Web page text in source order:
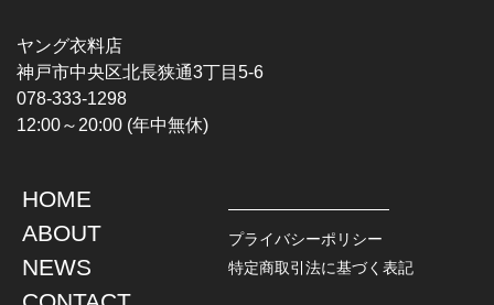
HARDCORE / PUNK
PROGLESSIVE ROCK
POPS
SOUL / R&B
CHAMPION
TOPS
L / S SHIRT
S / S SHIRT
JACKET
DENIM
LEATHER
ヤング衣料店
神戸市中央区北長狭通3丁目5-6
078-333-1298
12:00～20:00 (年中無休)
HOME
ABOUT
NEWS
プライバシーポリシー
特定商取引法に基づく表記